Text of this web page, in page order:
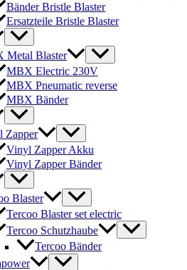
Bänder Bristle Blaster
Ersatzteile Bristle Blaster
Metal Blaster
MBX Electric 230V
MBX Pneumatic reverse
MBX Bänder
Zapper
Vinyl Zapper Akku
Vinyl Zapper Bänder
Blaster
Tercoo Blaster set electric
Tercoo Schutzhaube
Tercoo Bänder